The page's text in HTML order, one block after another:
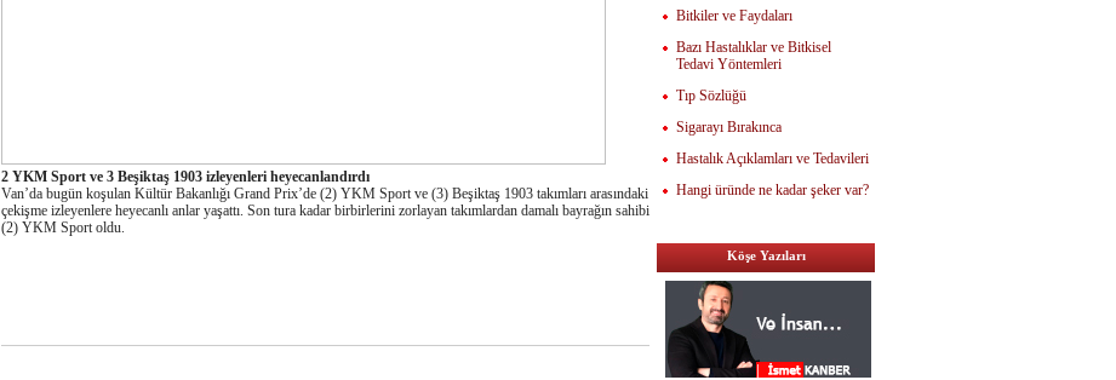
2 YKM Sport ve 3 Beşiktaş 1903 izleyenleri heyecanlandırdı
Van’da bugün koşulan Kültür Bakanlığı Grand Prix’de (2) YKM Sport ve (3) Beşiktaş 1903 takımları arasındaki
çekişme izleyenlere heyecanlı anlar yaşattı. Son tura kadar birbirlerini zorlayan takımlardan damalı bayrağın sahibi
(2) YKM Sport oldu.
Bitkiler ve Faydaları
Bazı Hastalıklar ve Bitkisel
Tedavi Yöntemleri
Tıp Sözlüğü
Sigarayı Bırakınca
Hastalık Açıklamları ve Tedavileri
Hangi üründe ne kadar şeker var?
Köşe Yazıları